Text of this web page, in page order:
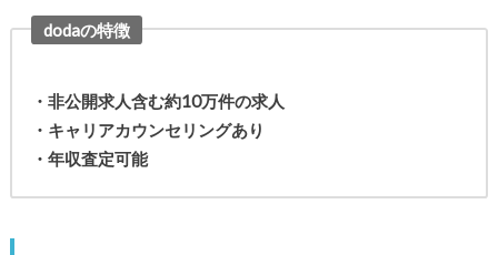
dodaの特徴
・非公開求人含む約10万件の求人
・キャリアカウンセリングあり
・年収査定可能